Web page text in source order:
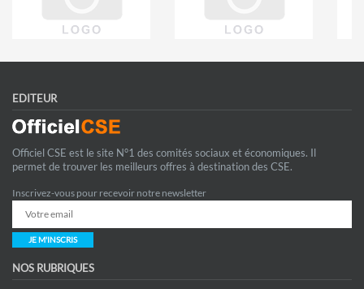
EDITEUR
Officiel CSE est le site N°1 des comités sociaux et économiques. Il
permet de trouver les meilleurs offres à destination des CSE.
Inscrivez-vous pour recevoir notre newsletter
JE M'INSCRIS
NOS RUBRIQUES